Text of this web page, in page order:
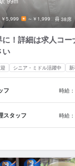
￥5,999 ～￥1,999 38席
！詳細は求人コ
い
シニア・ミドル活躍中 新
フ 時給：
スタッフ 時給：